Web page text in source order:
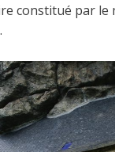
constitué par le